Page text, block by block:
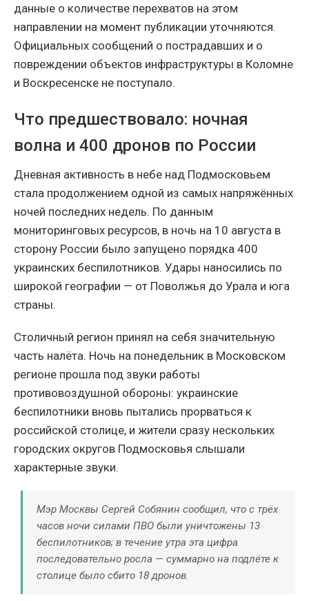
данные о количестве перехватов на этом
направлении на момент публикации уточняются.
Официальных сообщений о пострадавших и о
повреждении объектов инфраструктуры в Коломне
и Воскресенске не поступало.
Что предшествовало: ночная
волна и 400 дронов по России
Дневная активность в небе над Подмосковьем
стала продолжением одной из самых напряжённых
ночей последних недель. По данным
мониторинговых ресурсов, в ночь на 10 августа в
сторону России было запущено порядка 400
украинских беспилотников. Удары наносились по
широкой географии — от Поволжья до Урала и юга
страны.
Столичный регион принял на себя значительную
часть налёта. Ночь на понедельник в Московском
регионе прошла под звуки работы
противовоздушной обороны: украинские
беспилотники вновь пытались прорваться к
российской столице, и жители сразу нескольких
городских округов Подмосковья слышали
характерные звуки.
Мэр Москвы Сергей Собянин сообщил, что с трёх
часов ночи силами ПВО были уничтожены 13
беспилотников; в течение утра эта цифра
последовательно росла — суммарно на подлёте к
столице было сбито 18 дронов.